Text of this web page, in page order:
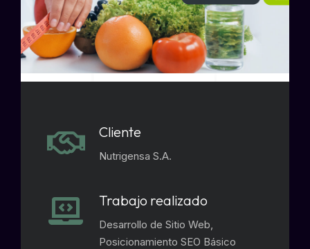
Cliente
Nutrigensa S.A.
Trabajo realizado
Desarrollo de Sitio Web,
Posicionamiento SEO Básico